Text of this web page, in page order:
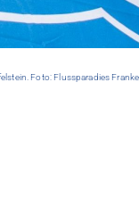
Foto: Flussparadies